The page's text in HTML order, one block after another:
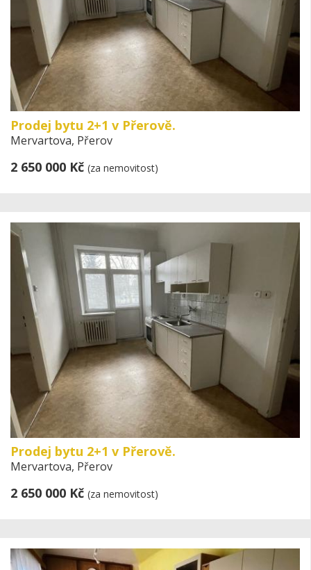
Prodej bytu 2+1 v Přerově.
Mervartova, Přerov
2 650 000 Kč (za nemovitost)
Prodej bytu 2+1 v Přerově.
Mervartova, Přerov
2 650 000 Kč (za nemovitost)